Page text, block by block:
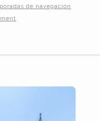
de navegación